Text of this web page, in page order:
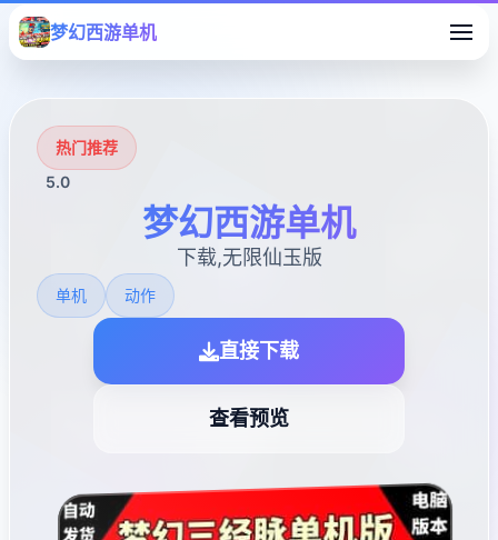
梦幻西游单机
热门推荐
5.0
梦幻西游单机
下载,无限仙玉版
单机 动作
直接下载
查看预览